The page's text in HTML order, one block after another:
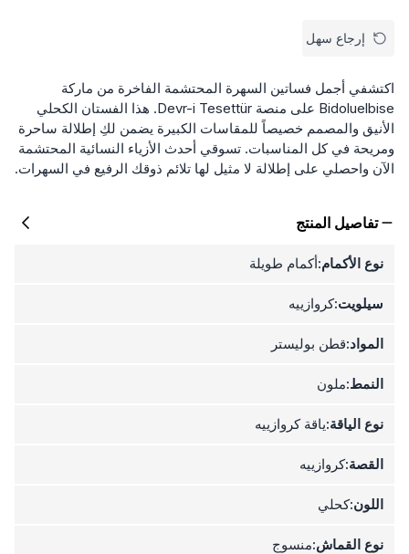
إرجاع سهل
اكتشفي أجمل فساتين السهرة المحتشمة الفاخرة من ماركة
Bidoluelbise على منصة Devr-i Tesettür. هذا الفستان الكحلي
الأنيق والمصمم خصيصاً للمقاسات الكبيرة يضمن لكِ إطلالة ساحرة
ومريحة في كل المناسبات. تسوقي أحدث الأزياء النسائية المحتشمة
الآن واحصلي على إطلالة لا مثيل لها تلائم ذوقك الرفيع في السهرات.
تفاصيل المنتج
نوع الأكمام:أكمام طويلة
سيلويت:كروازييه
المواد:قطن بوليستر
النمط:ملون
نوع الياقة:ياقة كروازييه
القصة:كروازييه
اللون:كحلي
نوع القماش:منسوج